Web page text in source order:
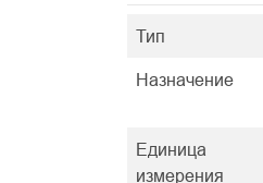
Тип
Назначение
Единица
измерения